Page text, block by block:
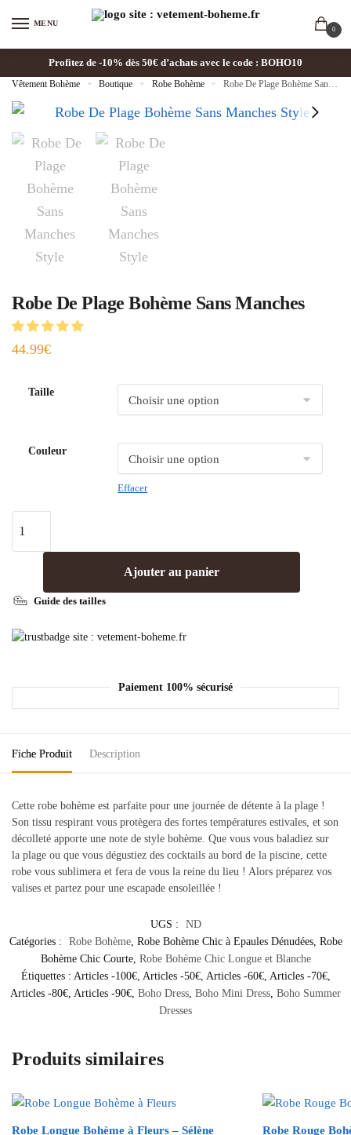
MENU
0
Profitez de -10% dès 50€ d’achats avec le code : BOHO10
Vêtement Bohème » Boutique » Robe Bohème » Robe De Plage Bohème Sans Manches
Robe De Plage Bohème Sans Manches
44.99€
Taille
Couleur
Effacer
Ajouter au panier
Guide des tailles
Paiement 100% sécurisé
Fiche Produit Description
Cette robe bohème est parfaite pour une journée de détente à la plage !
Son tissu respirant vous protègera des fortes températures estivales, et son
décolleté apporte une note de style bohème. Que vous vous baladiez sur
la plage ou que vous dégustiez des cocktails au bord de la piscine, cette
robe vous sublimera et fera de vous la reine du lieu ! Alors préparez vos
valises et partez pour une escapade ensoleillée !
UGS :
ND
Catégories :
Robe Bohème, Robe Bohème Chic à Epaules Dénudées, Robe
Bohème Chic Courte, Robe Bohème Chic Longue et Blanche
Étiquettes : Articles -100€, Articles -50€, Articles -60€, Articles -70€,
Articles -80€, Articles -90€, Boho Dress, Boho Mini Dress, Boho Summer
Dresses
Produits similaires
Robe Longue Bohème à Fleurs – Sélène Robe Rouge